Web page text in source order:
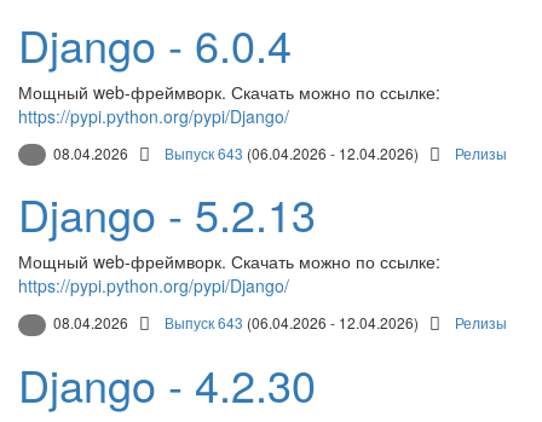
Django - 6.0.4
Мощный web-фреймворк. Скачать можно по ссылке:
https://pypi.python.org/pypi/Django/
08.04.2026 Выпуск 643 (06.04.2026 - 12.04.2026) Релизы
Django - 5.2.13
Мощный web-фреймворк. Скачать можно по ссылке:
https://pypi.python.org/pypi/Django/
08.04.2026 Выпуск 643 (06.04.2026 - 12.04.2026) Релизы
Django - 4.2.30